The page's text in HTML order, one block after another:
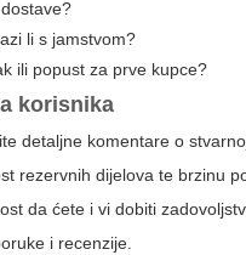
li s jamstvom?
ili popust za prve kupce?
korisnika
detaljne komentare o
rezervnih dijelova te brzinu
da ćete i vi dobiti
i recenzije.